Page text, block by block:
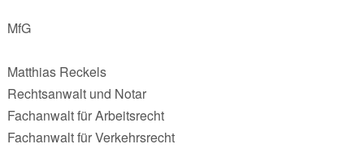
MfG
Matthias Reckels
Rechtsanwalt und Notar
Fachanwalt für Arbeitsrecht
Fachanwalt für Verkehrsrecht